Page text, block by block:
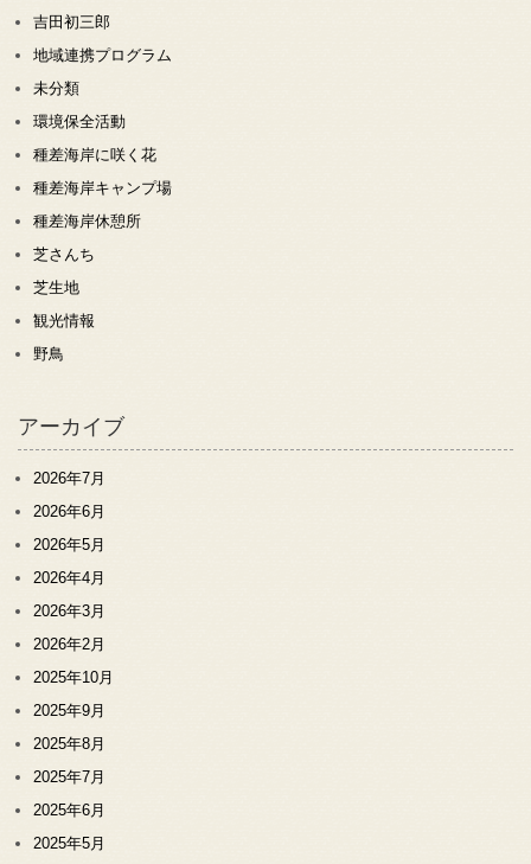
吉田初三郎
地域連携プログラム
未分類
環境保全活動
種差海岸に咲く花
種差海岸キャンプ場
種差海岸休憩所
芝さんち
芝生地
観光情報
野鳥
アーカイブ
2026年7月
2026年6月
2026年5月
2026年4月
2026年3月
2026年2月
2025年10月
2025年9月
2025年8月
2025年7月
2025年6月
2025年5月